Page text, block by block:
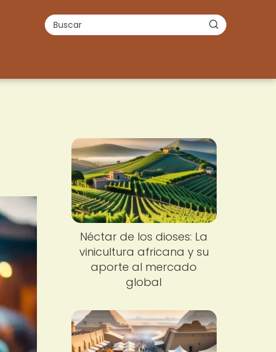
Néctar de los dioses: La
vinicultura africana y su
aporte al mercado
global